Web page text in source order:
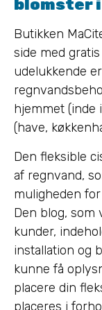
blomster
Butikken
side med
udelukkende
hjemmet
(have,
Den fleksible
af regnvand,
muligheden
Den blog,
kunder,
installation og
kunne få
placere din
placeres i